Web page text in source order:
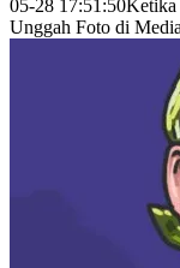
05-28 17:51:50Ketika
Unggah Foto di